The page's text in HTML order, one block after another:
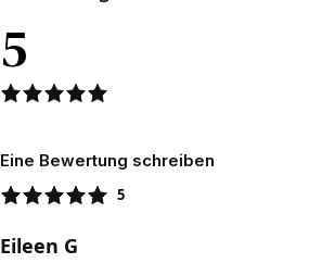
5
Eine Bewertung schreiben
5
Eileen G